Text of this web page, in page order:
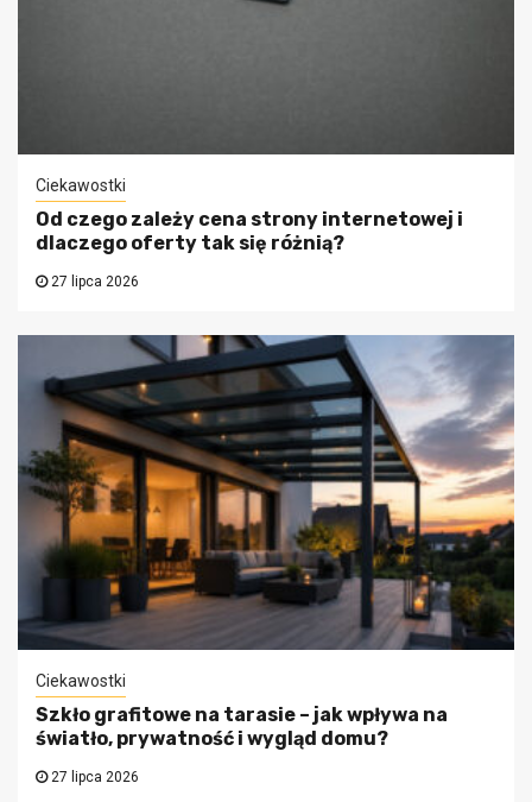
Ciekawostki
Od czego zależy cena strony internetowej i
dlaczego oferty tak się różnią?
27 lipca 2026
Ciekawostki
Szkło grafitowe na tarasie – jak wpływa na
światło, prywatność i wygląd domu?
27 lipca 2026